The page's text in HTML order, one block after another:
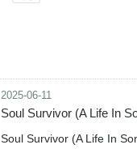
2025-06-11
Soul Survivor (A Life In
Soul Survivor (A Life In